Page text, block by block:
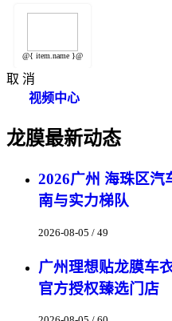
@{ item.name }@
取 消
视频中心
龙膜最新动态
2026广州 海珠区汽
南与实力梯队
2026-08-05 / 49
广州理想贴龙膜车
官方授权臻选门店